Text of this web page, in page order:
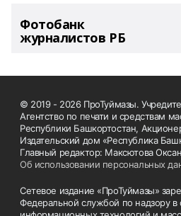
Фотобанк
журналистов РБ
© 2019 - 2026 ПроТуймазы.
Агентство по печати и средствам
Республики Башкортостан,
Издательский дом «Республика
Главный редактор: Максютова
Об использовании персональных
Сетевое издание «ПроТуймазы»
Федеральной службой по надзору в